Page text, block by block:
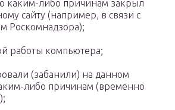
каким-либо причинам закрыл
сайту (например, в связи с
Роскомнадзора);
работы компьютера;
(забанили) на данном
либо причинам (временно